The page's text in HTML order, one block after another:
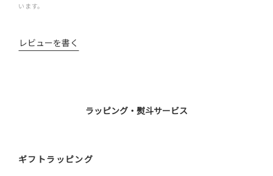
います。
レビューを書く
ラッピング・熨斗サービス
ギフトラッピング